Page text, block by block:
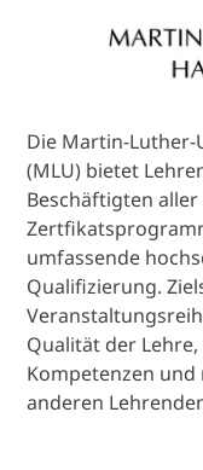
Die Martin-
(MLU) bietet
Beschäftigten
umfassende
Qualifizierung.
Qualität der
Kompetenzen
anderen